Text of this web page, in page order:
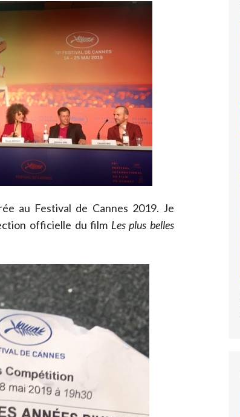
au Festival de Cannes 2019. Je
officielle du film Les plus belles